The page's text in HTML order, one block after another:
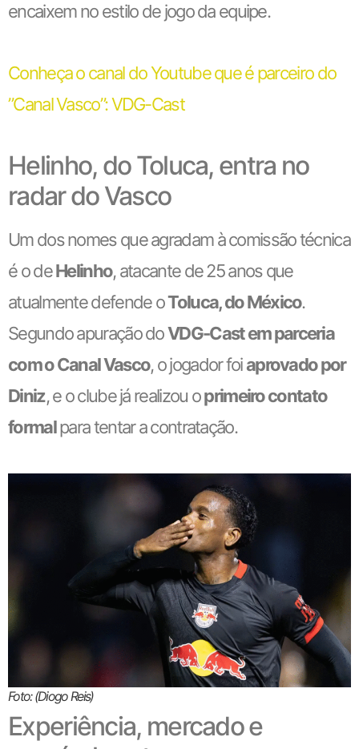
encaixem no estilo de jogo da equipe.
Conheça o canal do Youtube que é parceiro do
”Canal Vasco”: VDG-Cast
Helinho, do Toluca, entra no
radar do Vasco
Um dos nomes que agradam à comissão técnica
é o deHelinho, atacante de 25 anos que
atualmente defende oToluca, do México.
Segundo apuração doVDG-Cast em parceria
com o Canal Vasco, o jogador foiaprovado por
Diniz, e o clube já realizou oprimeiro contato
formalpara tentar a contratação.
Foto: (Diogo Reis)
Experiência, mercado e